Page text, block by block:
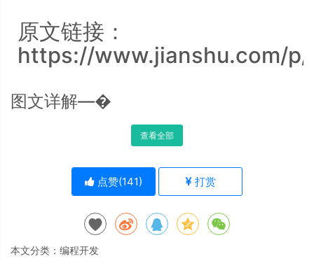
原文链接：
https://www.jianshu.com/
图文详解—�
查看全部
点赞(141) 打赏
本文分类： 编程开发